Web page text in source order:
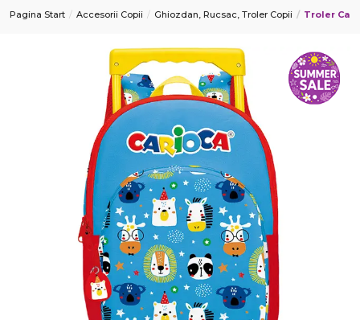
Pagina Start Accesorii Copii Ghiozdan, Rucsac, Troler Copii Troler